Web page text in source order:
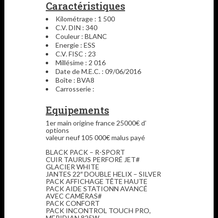
Caractéristiques
Kilométrage : 1 500
C.V. DIN : 340
Couleur : BLANC
Energie : ESS
C.V. FISC : 23
Millésime : 2 016
Date de M.E.C. : 09/06/2016
Boîte : BVA8
Carrosserie :
Equipements
1er main origine france 25000€ d’
options
valeur neuf 105 000€ malus payé
BLACK PACK – R-SPORT
CUIR TAURUS PERFORÉ JET#
GLACIER WHITE
JANTES 22″ DOUBLE HELIX – SILVER
PACK AFFICHAGE TÊTE HAUTE
PACK AIDE STATIONN AVANCÉ
AVEC CAMÉRAS#
PACK CONFORT
PACK INCONTROL TOUCH PRO,